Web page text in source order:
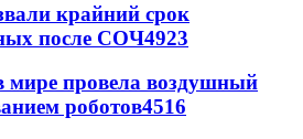
крайний срок
после СОЧ4923
мире провела воздушный
роботов4516